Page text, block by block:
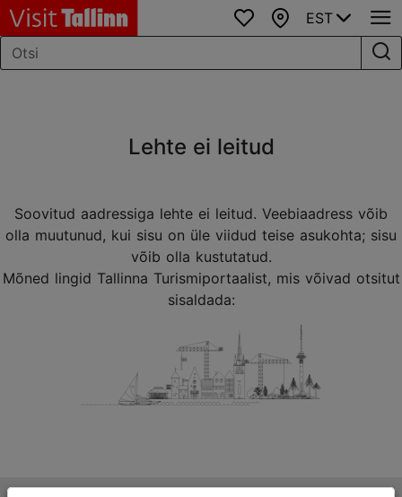
Lemmikud
Kaart
EST
Lehte ei leitud
Soovitud aadressiga lehte ei leitud. Veebiaadress võib
olla muutunud, kui sisu on üle viidud teise asukohta; sisu
võib olla kustutatud.
Mõned lingid Tallinna Turismiportaalist, mis võivad otsitut
sisaldada: